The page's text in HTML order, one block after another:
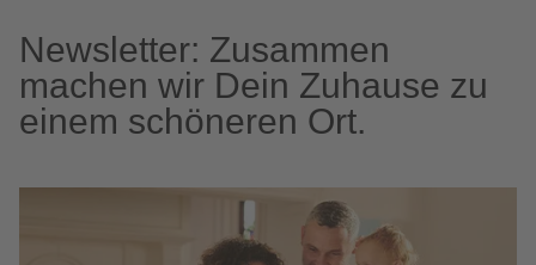
Newsletter: Zusammen
machen wir Dein Zuhause zu
einem schöneren Ort.